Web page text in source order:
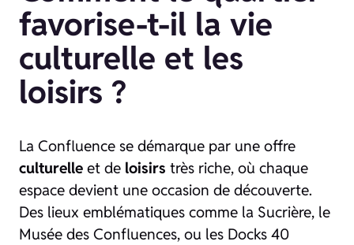
favorise-t-il la vie
culturelle et les
loisirs ?
La Confluence se démarque par une offre
culturelle et de loisirs très riche, où chaque
espace devient une occasion de découverte.
Des lieux emblématiques comme la Sucrière, le
Musée des Confluences, ou les Docks 40